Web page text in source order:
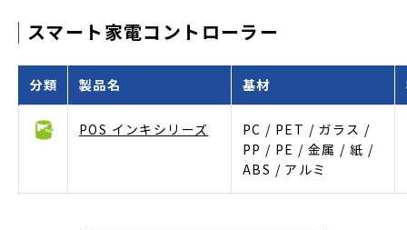
スマート家電コントローラー
分類 製品名 基材
POS インキシリーズ
PC / PET / ガラス /
PP / PE / 金属 / 紙 /
ABS / アルミ